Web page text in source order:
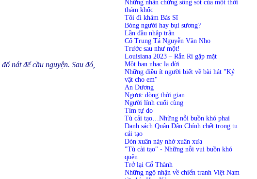
nát để cầu nguyện. Sau đó,
Những nhân chứng sống sót của một thời
thảm khốc
Tôi đi khám Bás Sĩ
Bóng người hay bụi sương?
Lần đầu nhập trận
Cố Trung Tá Nguyễn Văn Nho
Trước sau như một!
Louisiana 2023 – Rằn Ri gặp mặt
Môt ban nhạc lạ đời
Những điều ít người biết về bài hát "Kỷ
vật cho em"
An Dương
Ngược dòng thời gian
Người lính cuối cùng
Tìm tự do
Tù cải tạo…Những nỗi buồn khó phai
Danh sách Quân Dân Chính chết trong tu
cải tạo
Đón xuân này nhớ xuân xưa
"Tù cài tạo" - Những nỗi vui buồn khó
quên
Trở lại Cổ Thành
Những ngộ nhận về chiến tranh Việt Nam